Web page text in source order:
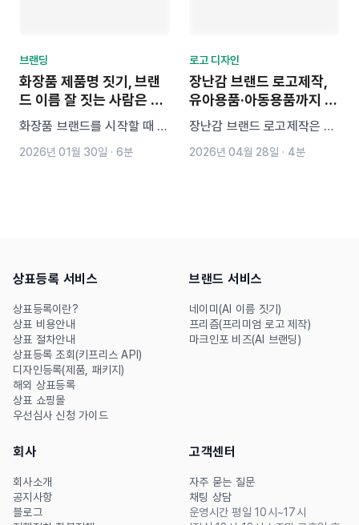
요.
브랜딩
화장품 제품명 짓기, 브랜
드 이름 잘 짓는 사람은 이
렇게 합니다
화장품 브랜드를 시작할 때 가
장 먼저 고민하는 '이름 짓기'.
까지 한번에 정리했습니다.
2026년 01월 30일 · 6분
로고 디자인
장난감 브랜드 로고제작,
유아용품·아동용품까지 통
하는 캐릭터 로고의 핵심
기준
장난감 브랜드 로고제작은 아
이의 관심을 끌면서도 부모의
실무 중심으로 정리했습니다.
2026년 04월 28일 · 4분
상표등록 서비스
상표등록이란?
상표 비용안내
상표 절차안내
상표등록 조회(키프리스 API)
디자인등록(제품, 패키지)
해외 상표등록
상표 쇼핑몰
우선심사 신청 가이드
브랜드 서비스
네이미(AI 이름 짓기)
프리즘(프리미엄 로고 제작)
마크인포 비즈(AI 브랜딩)
회사
회사소개
공지사항
블로그
고객센터
자주 묻는 질문
채팅 상담
운영시간 평일 10시~17시